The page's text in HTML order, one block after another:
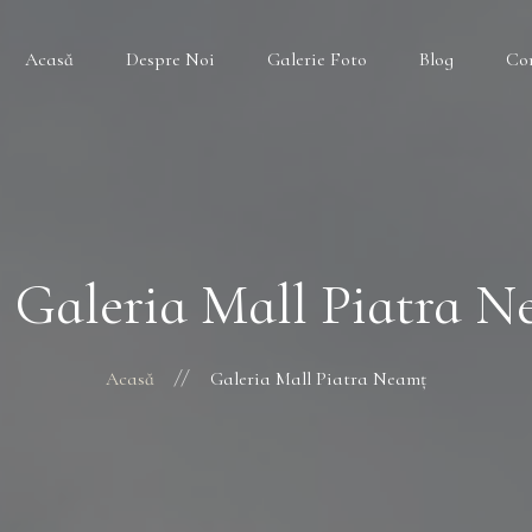
Acasă Despre Noi Galerie Foto Blog
Galeria Mall Piatra
Acasă Galeria Mall Piatra Neamț